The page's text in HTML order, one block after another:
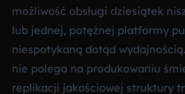
możliwość obsługi dziesiątek
lub jednej, potężnej platformy
niespotykaną dotąd
nie polega na produkowaniu
replikacji jakościowej struktury